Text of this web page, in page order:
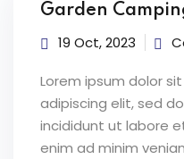
Garden
19 Oct, 2023
Lorem ipsum dolor
adipiscing elit, sed
incididunt ut labore
enim ad minim